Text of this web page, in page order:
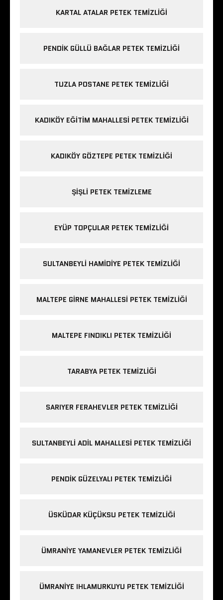
KARTAL ATALAR PETEK TEMIZLIĞI
PENDIK GÜLLÜ BAĞLAR PETEK TEMIZLIĞI
TUZLA POSTANE PETEK TEMIZLIĞI
KADIKÖY EĞITIM MAHALLESI PETEK TEMIZLIĞI
KADIKÖY GÖZTEPE PETEK TEMIZLIĞI
ŞIŞLI PETEK TEMIZLEME
EYÜP TOPÇULAR PETEK TEMIZLIĞI
SULTANBEYLI HAMIDIYE PETEK TEMIZLIĞI
MALTEPE GIRNE MAHALLESI PETEK TEMIZLIĞI
MALTEPE FINDIKLI PETEK TEMIZLIĞI
TARABYA PETEK TEMIZLIĞI
SARIYER FERAHEVLER PETEK TEMIZLIĞI
SULTANBEYLI ADIL MAHALLESI PETEK TEMIZLIĞI
PENDIK GÜZELYALI PETEK TEMIZLIĞI
ÜSKÜDAR KÜÇÜKSU PETEK TEMIZLIĞI
ÜMRANIYE YAMANEVLER PETEK TEMIZLIĞI
ÜMRANIYE IHLAMURKUYU PETEK TEMIZLIĞI